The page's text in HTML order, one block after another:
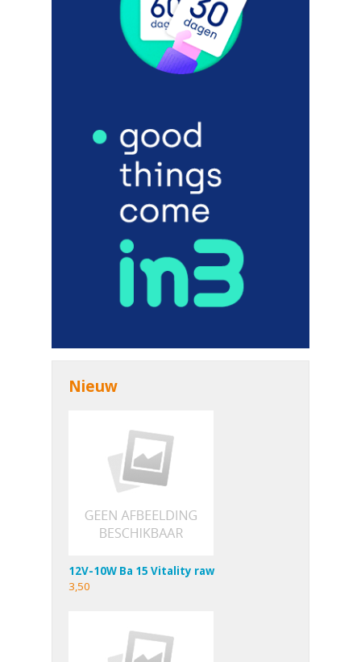
Nieuw
12V-10W Ba 15 Vitality raw
3,50